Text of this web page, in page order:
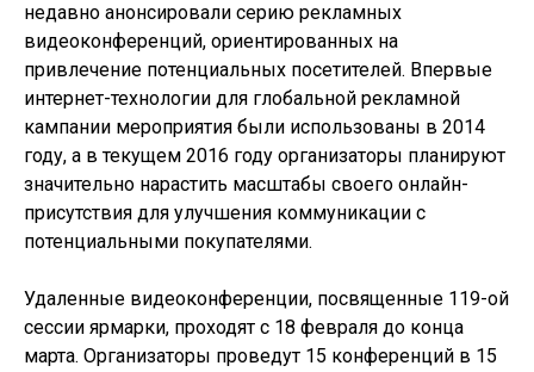
недавно анонсировали серию рекламных
видеоконференций, ориентированных на
привлечение потенциальных посетителей. Впервые
интернет-технологии для глобальной рекламной
кампании мероприятия были использованы в 2014
году, а в текущем 2016 году организаторы планируют
значительно нарастить масштабы своего онлайн-
присутствия для улучшения коммуникации с
потенциальными покупателями.
Удаленные видеоконференции, посвященные 119-ой
сессии ярмарки, проходят с 18 февраля до конца
марта. Организаторы проведут 15 конференций в 15